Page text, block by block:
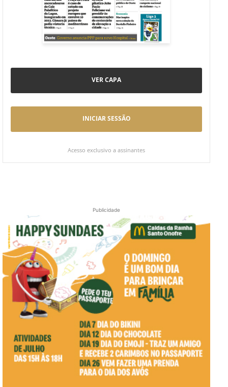
VER CAPA
INICIAR SESSÃO
Acesso exclusivo a assinantes
Publicidade